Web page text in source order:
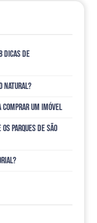
dicas de
natural?
um imóvel
parques de São